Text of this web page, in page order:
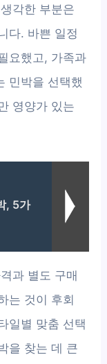
각한 부분은
다. 바쁜 일정
요했고, 가족과
민박을 선택했
영양가 있는
, 5가
과 별도 구매
는 것이 후회
일별 맞춤 선택
을 찾는 데 큰